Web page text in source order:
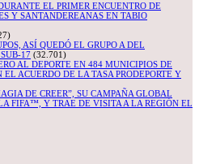
EL PRIMER ENCUENTRO DE
Y SANTANDEREANAS EN TABIO
ASÍ QUEDÓ EL GRUPO A DEL
17 (32.701)
AL DEPORTE EN 484 MUNICIPIOS DE
ACUERDO DE LA TASA PRODEPORTE Y
DE CREER”, SU CAMPAÑA GLOBAL
FIFA™, Y TRAE DE VISITA A LA REGIÓN EL